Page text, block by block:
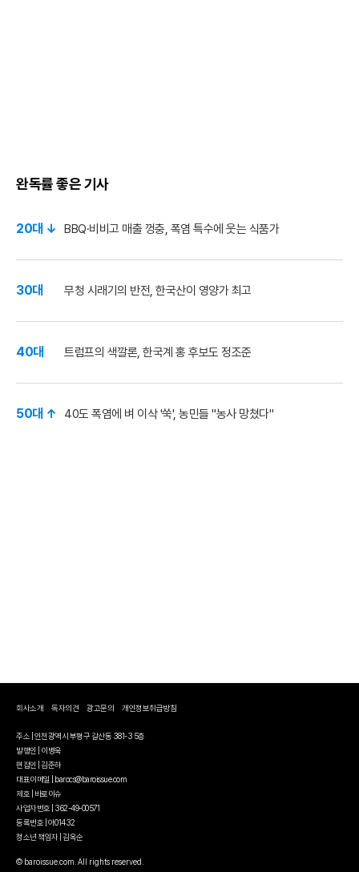
완독률 좋은 기사
20대 ↓ BBQ·비비고 매출 껑충, 폭염 특수에 웃는 식품가
30대 무청 시래기의 반전, 한국산이 영양가 최고
40대 트럼프의 색깔론, 한국계 홍 후보도 정조준
50대 ↑ 40도 폭염에 벼 이삭 '쑥', 농민들 "농사 망쳤다"
회사소개 독자의견 광고문의 개인정보취급방침
주소 | 인천광역시 부평구 갈산동 381-3 5층
발행인 | 이병욱
편집인 | 김준하
대표이메일 | barocs@baroissue.com
제호 | 바로이슈
사업자번호 | 362-49-00571
등록번호 | 아01432
청소년 책임자 | 김옥순
© baroissue.com. All rights reserved.